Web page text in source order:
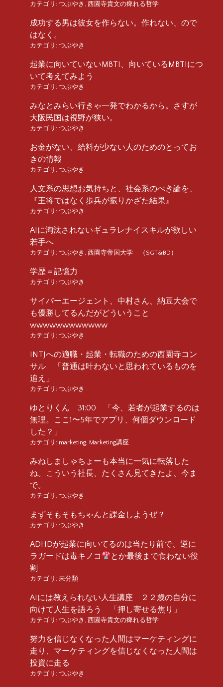
カテゴリ: つぶやき 西園寺貴文の痺れる哲学
成功する男は彼女を作らない。作れない、ので
はなく。
カテゴリ: つぶやき
起業に向いていないMBTI、向いているMBTIにつ
いて考えてみよう
カテゴリ: つぶやき
みなとみらい行きゃ一発でわかるから。さすが
大阪民国は視野が狭い。
カテゴリ: つぶやき
お金がない、給料が少ない人のためのとってお
きの情報
カテゴリ: つぶやき
人文系の思想お気持ちと、社会系のべき論を、
『王将ではなく歩兵が振りかざた結果』
カテゴリ: つぶやき
AIに淘汰されないギュラレナイスキルが欲しい
若手へ
カテゴリ: つぶやき 西園寺帝国大学 （SGT&BD）
学歴＝記憶力
カテゴリ: つぶやき
サイバーエージェント、中村さん、納豆大会で
も優勝してるんだがどういうこと
wwwwwwwwwwww
カテゴリ: つぶやき
INTJへの適職・起業・転職のための西園寺コン
サル 「普通は叶わないと思われているものを
追え」
カテゴリ: つぶやき
ゆとりくん 31:00 「今、若者が起業するのは
無理。ここ1〜5年でアプリ、何個ダウンロード
した？」
カテゴリ: marketing Marketing講座
みねしましゃちょーも本当に一気に転落した
ね。こういう社長、たくさん見てきたよ、今ま
で。
カテゴリ: つぶやき
まずそもそもちゃんと課金しようぜ？
カテゴリ: つぶやき
ADHDが起業に向いてるのは当たり前で、逆に
ラガードは毒キノコ
とか最後まで食わない役
割
カテゴリ: 未分類
AIには教えられない人生講座 ２２歳の自分に
向けて人生を語ろう 「押し寄せる焦り」
カテゴリ: つぶやき 西園寺貴文の痺れる哲学
努力を信じなくなった人間はマーケティングに
走り、マーケティングを信じなくなった人間は
投資に走る
カテゴリ: つぶやき